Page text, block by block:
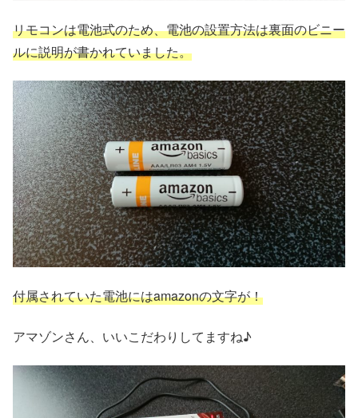
リモコンは電池式のため、電池の設置方法は裏面のビニー
ルに説明が書かれていました。
付属されていた電池にはamazonの文字が！
アマゾンさん、いいこだわりしてますね♪